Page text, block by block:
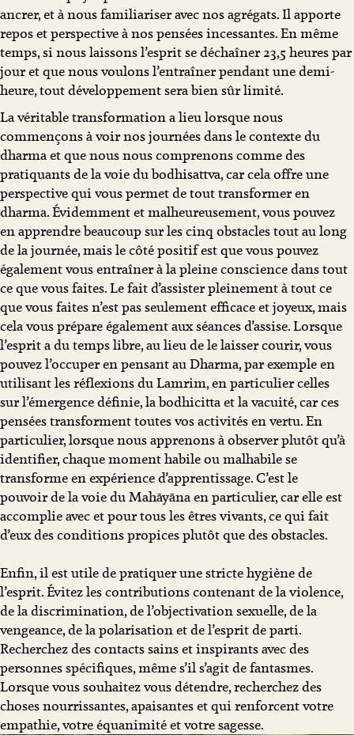
ancrer, et à nous familiariser avec nos agrégats. Il apporte
repos et perspective à nos pensées incessantes. En même
temps, si nous laissons l’esprit se déchaîner 23,5 heures par
jour et que nous voulons l’entraîner pendant une demi-
heure, tout développement sera bien sûr limité.
La véritable transformation a lieu lorsque nous
commençons à voir nos journées dans le contexte du
dharma et que nous nous comprenons comme des
pratiquants de la voie du bodhisattva, car cela offre une
perspective qui vous permet de tout transformer en
dharma. Évidemment et malheureusement, vous pouvez
en apprendre beaucoup sur les cinq obstacles tout au long
de la journée, mais le côté positif est que vous pouvez
également vous entraîner à la pleine conscience dans tout
ce que vous faites. Le fait d’assister pleinement à tout ce
que vous faites n’est pas seulement efficace et joyeux, mais
cela vous prépare également aux séances d’assise. Lorsque
l’esprit a du temps libre, au lieu de le laisser courir, vous
pouvez l’occuper en pensant au Dharma, par exemple en
utilisant les réflexions du Lamrim, en particulier celles
sur l’émergence définie, la bodhicitta et la vacuité, car ces
pensées transforment toutes vos activités en vertu. En
particulier, lorsque nous apprenons à observer plutôt qu’à
identifier, chaque moment habile ou malhabile se
transforme en expérience d’apprentissage. C’est le
pouvoir de la voie du Mahāyāna en particulier, car elle est
accomplie avec et pour tous les êtres vivants, ce qui fait
d’eux des conditions propices plutôt que des obstacles.
Enfin, il est utile de pratiquer une stricte hygiène de
l’esprit. Évitez les contributions contenant de la violence,
de la discrimination, de l’objectivation sexuelle, de la
vengeance, de la polarisation et de l’esprit de parti.
Recherchez des contacts sains et inspirants avec des
personnes spécifiques, même s’il s’agit de fantasmes.
Lorsque vous souhaitez vous détendre, recherchez des
choses nourrissantes, apaisantes et qui renforcent votre
empathie, votre équanimité et votre sagesse.